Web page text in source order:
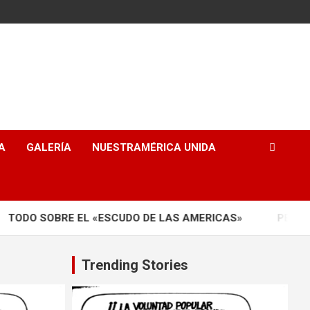
GALERÍA NUESTRAMÉRICA UNIDA
SOBRE EL «ESCUDO DE LAS AMERICAS» PERU: El
Trending Stories